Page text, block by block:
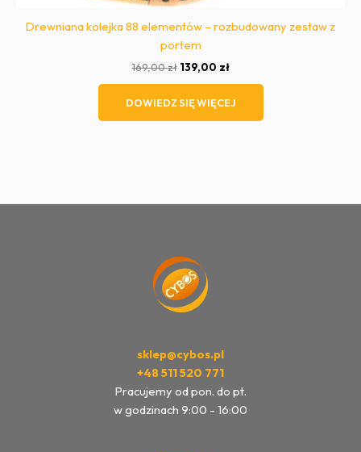
Drewniana kolejka 88 elementów – rozbudowany zestaw z
portem
169,00zł Pierwotna
169,00 zł.
139,00 złAktualna
139,00 zł.
DOWIEDZ SIĘ WIĘCEJ
sklep@cybos.pl
+48 511 520 771
Pracujemy od pon. do pt.
w godzinach 9:00 - 16:00